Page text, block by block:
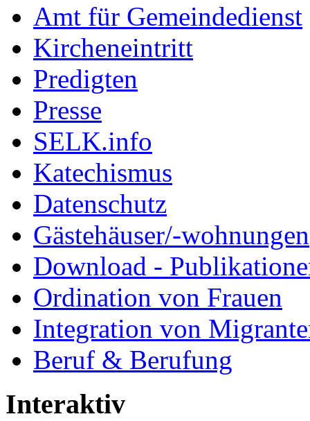
Amt für Gemeindedienst
Kircheneintritt
Predigten
Presse
SELK.info
Katechismus
Datenschutz
Gästehäuser/-wohnungen
Download -
Ordination von Frauen
Integration von
Beruf & Berufung
Interaktiv